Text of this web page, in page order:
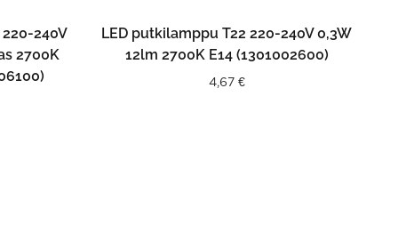
240V
2700K
LISÄÄ OSTOSKORIIN
LED putkilamppu T22 220-240V 0,3W
12lm 2700K E14 (1301002600)
4,67 €